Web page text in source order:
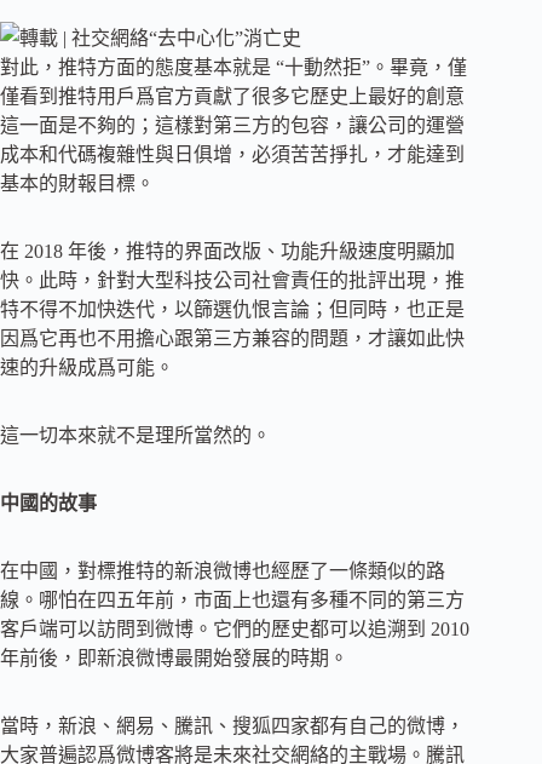
對此，推特方面的態度基本就是 “十動然拒”。畢竟，僅
僅看到推特用戶爲官方貢獻了很多它歷史上最好的創意
這一面是不夠的；這樣對第三方的包容，讓公司的運營
成本和代碼複雜性與日俱增，必須苦苦掙扎，才能達到
基本的財報目標。
在 2018 年後，推特的界面改版、功能升級速度明顯加
快。此時，針對大型科技公司社會責任的批評出現，推
特不得不加快迭代，以篩選仇恨言論；但同時，也正是
因爲它再也不用擔心跟第三方兼容的問題，才讓如此快
速的升級成爲可能。
這一切本來就不是理所當然的。
中國的故事
在中國，對標推特的新浪微博也經歷了一條類似的路
線。哪怕在四五年前，市面上也還有多種不同的第三方
客戶端可以訪問到微博。它們的歷史都可以追溯到 2010
年前後，即新浪微博最開始發展的時期。
當時，新浪、網易、騰訊、搜狐四家都有自己的微博，
大家普遍認爲微博客將是未來社交網絡的主戰場。騰訊